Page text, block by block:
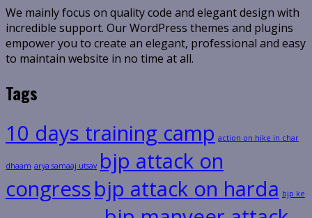
We mainly focus on quality code and elegant design with
incredible support. Our WordPress themes and plugins
empower you to create an elegant, professional and easy
to maintain website in no time at all.
Tags
10 days training camp action on hike in char
dhaam arya samaaj utsav bjp attack on
congressbjp attack on harda bjp ke